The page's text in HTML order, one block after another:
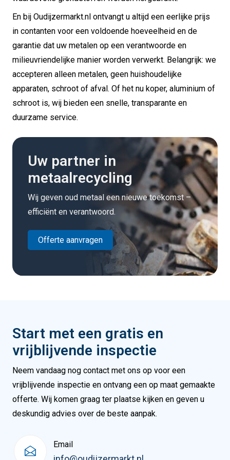
En bij Oudijzermarkt.nl ontvangt u altijd een eerlijke prijs
in contanten voor een voldoende hoeveelheid en de
garantie dat uw metalen op een verantwoorde en
milieuvriendelijke manier worden verwerkt. Belangrijk: we
accepteren alleen metalen, geen huishoudelijke
apparaten, schroot of afval. Of het nu koper, aluminium of
schroot is, wij bieden een snelle, transparante en
duurzame service.
Uw partner in
metaalrecycling
Wij geven oud metaal een nieuwe toekomst –
efficiënt en verantwoord.
Offerte aanvragen
Start met een gratis en
vrijblijvende inspectie
Neem vandaag nog contact met ons op voor een
vrijblijvende inspectie en ontvang een op maat gemaakte
offerte. Wij komen graag ter plaatse kijken en geven u
deskundig advies over de beste aanpak.
Email